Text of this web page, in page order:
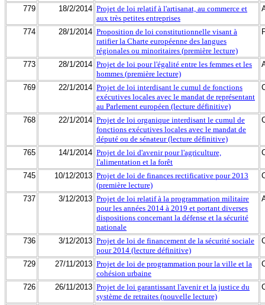
779 18/2/2014 Projet de loi relatif à l'artisanat, au commerce et
aux très petites entreprises
774 28/1/2014 Proposition de loi constitutionnelle visant à
ratifier la Charte européenne des langues
régionales ou minoritaires (première lecture)
773 28/1/2014 Projet de loi pour l'égalité entre les femmes et les
hommes (première lecture)
769 22/1/2014 Projet de loi interdisant le cumul de fonctions
exécutives locales avec le mandat de représentant
au Parlement européen (lecture définitive)
768 22/1/2014 Projet de loi organique interdisant le cumul de
fonctions exécutives locales avec le mandat de
député ou de sénateur (lecture définitive)
765 14/1/2014 Projet de loi d'avenir pour l'agriculture,
l'alimentation et la forêt
745 10/12/2013 Projet de loi de finances rectificative pour 2013
(première lecture)
737 3/12/2013 Projet de loi relatif à la programmation militaire
pour les années 2014 à 2019 et portant diverses
dispositions concernant la défense et la sécurité
nationale
736 3/12/2013 Projet de loi de financement de la sécurité sociale
pour 2014 (lecture définitive)
729 27/11/2013 Projet de loi de programmation pour la ville et la
cohésion urbaine
726 26/11/2013 Projet de loi garantissant l'avenir et la justice du
système de retraites (nouvelle lecture)